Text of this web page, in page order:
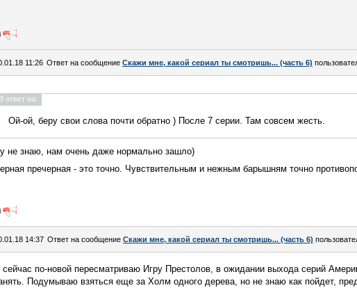
11:26 Ответ на сообщение Скажи мне, какой сериал ты смотришь... (часть 6)
В ответ на:
Ой-ой, беру свои слова почти обратно ) После 7 серии. Там совсем жесть.
не знаю, нам очень даже нормально зашло)
пречерная - это точно. Чувствительным и нежным барышням точно
14:37 Ответ на сообщение Скажи мне, какой сериал ты смотришь... (часть 6)
по-новой пересматриваю Игру Престолов, в ожидании выхода серий
Подумываю взяться еще за Холм одного дерева, но не знаю как пойдет,